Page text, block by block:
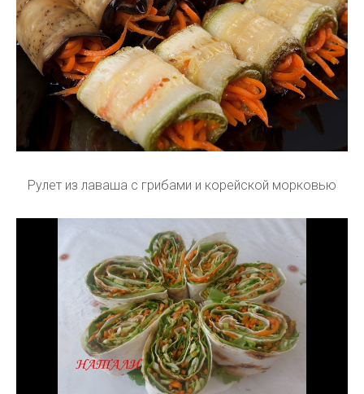
Рулет из лаваша с грибами и корейской морковью